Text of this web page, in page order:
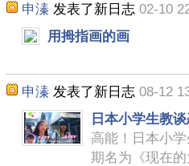
申溱 发表了新日志 02-10
用拇指画的画
申溱 发表了新日志 08-12
日本小学生教
高能！日本小
期名为《现在